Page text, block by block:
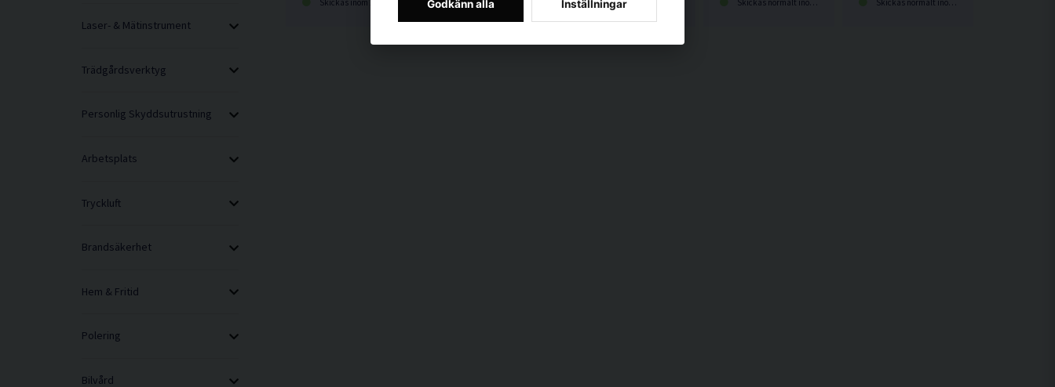
Laser- & Mätinstrument
Trädgårdsverktyg
Personlig Skyddsutrustning
Arbetsplats
Tryckluft
Brandsäkerhet
Hem & Fritid
Polering
Bilvård
Godkänn alla Inställningar